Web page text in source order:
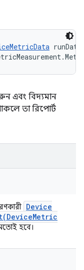
এবং বিদ্যমান
তা রিপোর্ট
Device
DeviceMetric
হবে।